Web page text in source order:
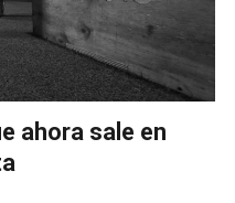
ahora sale en